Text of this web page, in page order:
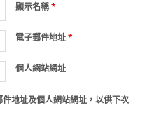
顯示名稱*
電子郵件地址*
個人網站網址
地址及個人網站網址，以供下次